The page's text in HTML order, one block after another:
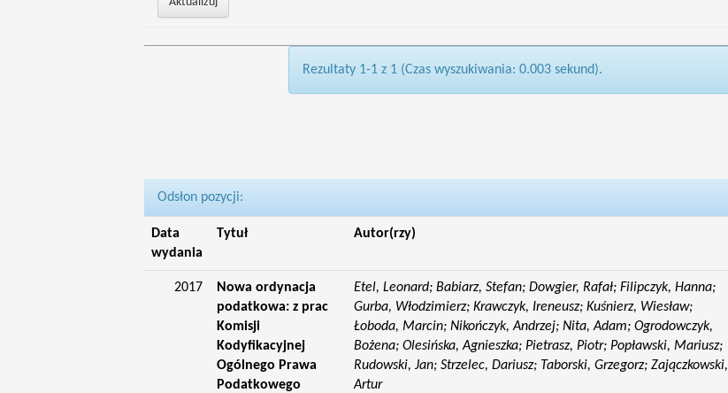
Rezultaty 1-1 z 1 (Czas wyszukiwania: 0.003 sekund).
Odsłon pozycji:
Data
wydania
Tytuł Autor(rzy)
2017
Nowa ordynacja
podatkowa: z prac
Komisji
Kodyfikacyjnej
Ogólnego Prawa
Podatkowego
Etel, Leonard; Babiarz, Stefan; Dowgier, Rafał; Filipczyk, Hanna;
Gurba, Włodzimierz; Krawczyk, Ireneusz; Kuśnierz, Wiesław;
Łoboda, Marcin; Nikończyk, Andrzej; Nita, Adam; Ogrodowczyk,
Bożena; Olesińska, Agnieszka; Pietrasz, Piotr; Popławski, Mariusz;
Rudowski, Jan; Strzelec, Dariusz; Taborski, Grzegorz; Zajączkowski,
Artur